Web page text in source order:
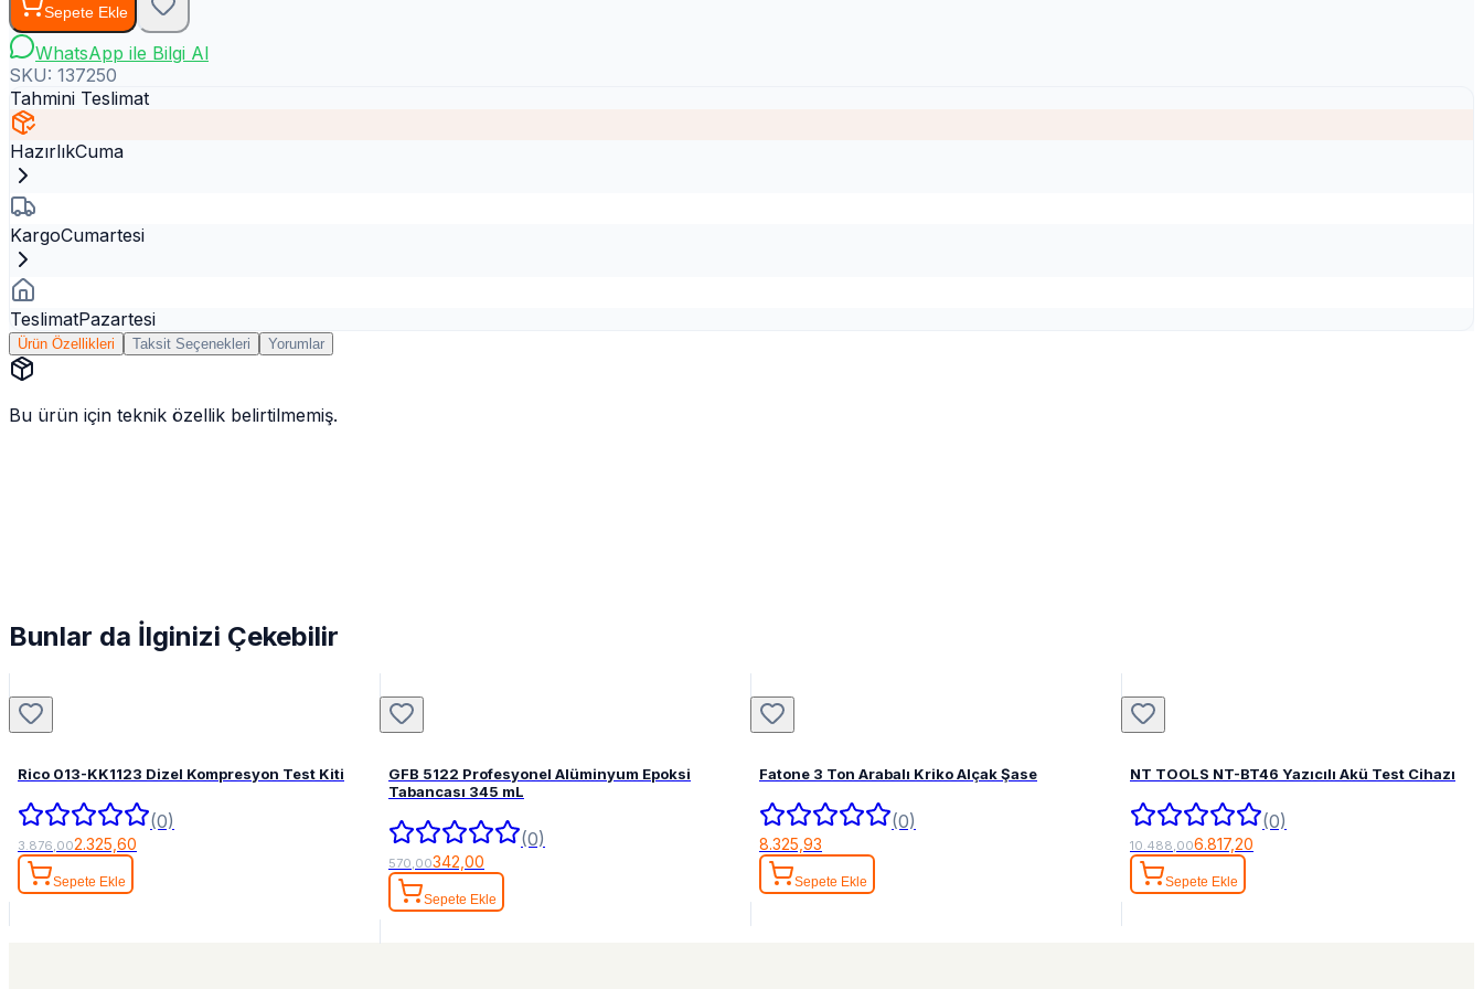
Sepete Ekle
WhatsApp ile Bilgi Al
SKU: 137250
Tahmini Teslimat
HazırlıkCuma
KargoCumartesi
TeslimatPazartesi
Ürün Özellikleri Taksit Seçenekleri Yorumlar
Bu ürün için teknik özellik belirtilmemiş.
Bunlar da İlginizi Çekebilir
Rico 013-KK1123 Dizel Kompresyon Test Kiti
(0)
3.876,002.325,60
Sepete Ekle
GFB 5122 Profesyonel Alüminyum Epoksi
Tabancası 345 mL
(0)
570,00342,00
Sepete Ekle
Fatone 3 Ton Arabalı Kriko Alçak Şase
(0)
8.325,93
Sepete Ekle
NT TOOLS NT-BT46 Yazıcılı Akü Test Cihazı
(0)
10.488,006.817,20
Sepete Ekle